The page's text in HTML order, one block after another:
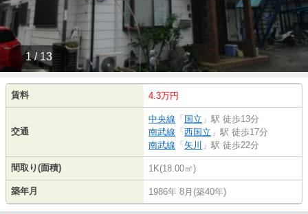
1 / 13
賃料 4.3万円
交通
中央線 「 国立 」駅 徒歩13分
南武線 「 西国立 」駅 徒歩17分
南武線 「 矢川 」駅 徒歩22分
間取り(面積) 1K(18.00㎡)
築年月 1986年 8月(築40年)